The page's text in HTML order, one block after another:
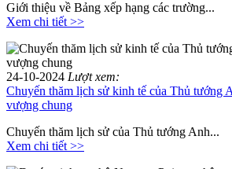
Giới thiệu về Bảng xếp hạng các trường...
Xem chi tiết >>
24-10-2024 Lượt xem:
Chuyến thăm lịch sử kinh tế của Thủ tướng
vượng chung
Chuyến thăm lịch sử của Thủ tướng Anh...
Xem chi tiết >>